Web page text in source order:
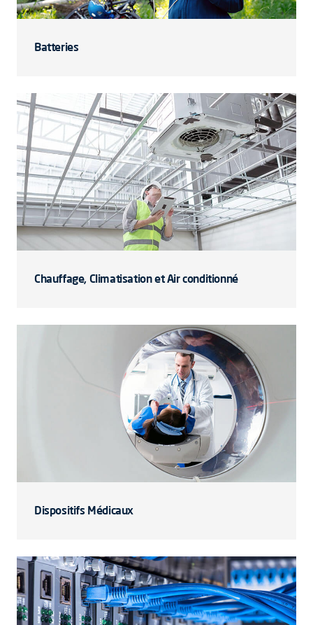
Batteries
Chauffage, Climatisation et Air conditionné
Dispositifs Médicaux